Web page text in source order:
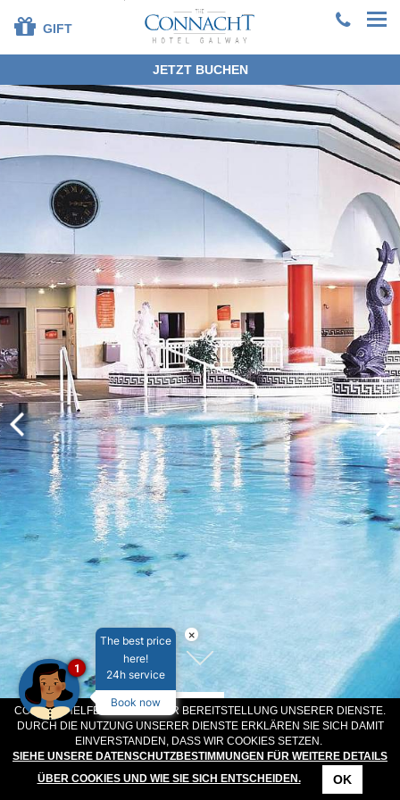
COOKIES HELFEN UNS BEI DER BEREITSTELLUNG UNSERER DIENSTE.
DURCH DIE NUTZUNG UNSERER DIENSTE ERKLÄREN SIE SICH DAMIT
EINVERSTANDEN, DASS WIR COOKIES SETZEN.
SIEHE UNSERE DATENSCHUTZBESTIMMUNGEN FÜR WEITERE DETAILS
ÜBER COOKIES UND WIE SIE SICH ENTSCHEIDEN.
OK
+353 91 381200
EN
DE ES FR ZH
SELBSTVERPFLEGUNG
FOTOGALERIE
RESTAURANT
FREIZEIT
FIRMENKUNDEN
EXPLORE
GIFT
JETZT BUCHEN
ANGEBOTE
WILLKOMMEN IM CONNACHT HOTEL
×
The best price
here!
24h service
Book now
1